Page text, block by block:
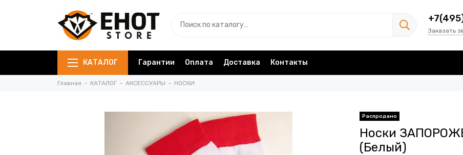
Заказать
КАТАЛОГ Гарантии Оплата Доставка Контакты
Главная КАТАЛОГ АКСЕССУАРЫ НОСКИ
Носки
(Белый)